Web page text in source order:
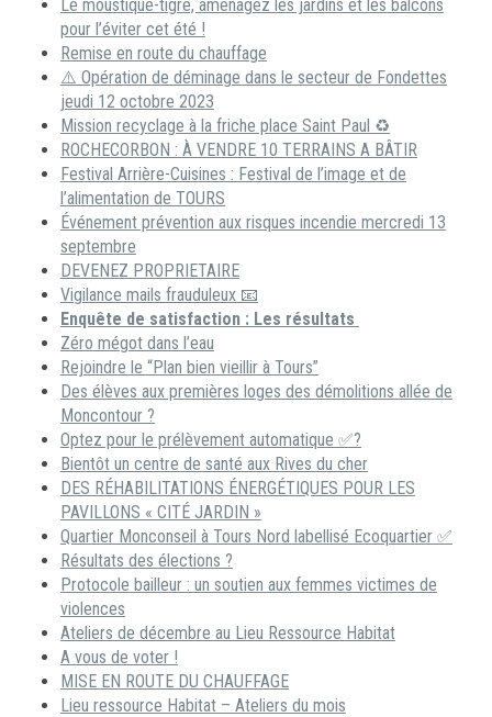
Le moustique-tigre, aménagez les jardins et les balcons
pour l’éviter cet été !
Remise en route du chauffage
⚠️ Opération de déminage dans le secteur de Fondettes
jeudi 12 octobre 2023
Mission recyclage à la friche place Saint Paul ♻️
ROCHECORBON : À VENDRE 10 TERRAINS A BÂTIR
Festival Arrière-Cuisines : Festival de l’image et de
l’alimentation de TOURS
Événement prévention aux risques incendie mercredi 13
septembre
DEVENEZ PROPRIETAIRE
Vigilance mails frauduleux 📧
Enquête de satisfaction : Les résultats
Zéro mégot dans l’eau
Rejoindre le “Plan bien vieillir à Tours”
Des élèves aux premières loges des démolitions allée de
Moncontour ?
Optez pour le prélèvement automatique ✅?
Bientôt un centre de santé aux Rives du cher
DES RÉHABILITATIONS ÉNERGÉTIQUES POUR LES
PAVILLONS « CITÉ JARDIN »
Quartier Monconseil à Tours Nord labellisé Ecoquartier ✅
Résultats des élections ?
Protocole bailleur : un soutien aux femmes victimes de
violences
Ateliers de décembre au Lieu Ressource Habitat
A vous de voter !
MISE EN ROUTE DU CHAUFFAGE
Lieu ressource Habitat – Ateliers du mois